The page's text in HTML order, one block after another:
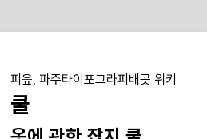
피읖, 파주타이포그라피배곳 위키
쿨